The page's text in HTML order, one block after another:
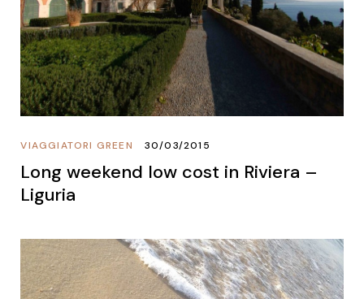
VIAGGIATORI GREEN 30/03/2015
Long weekend low cost in Riviera –
Liguria